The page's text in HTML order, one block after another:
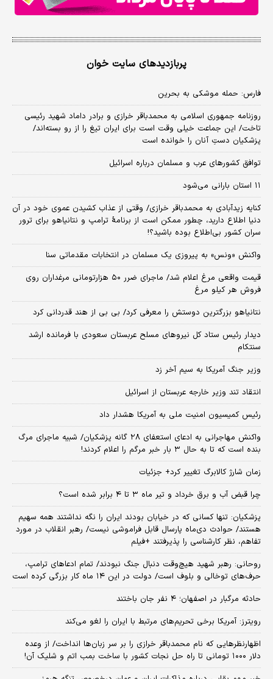
پربازدیدهای سایت خوان
فارس: حمله موشکی به بحرین
روزنامه جمهوری اسلامی به محمدباقر خرازی و برادر داماد شهید رئیسی
تاخت/ این جماعت خیلی وقت است برای ایران تیغ را از رو بسته‌اند/
پزشکیان دستِ آنان را خوانده است
توافق کشورهای عرب و مسلمان درباره اسرائیل
۱۱ استان بارانی می‌شود
کنایه زیدآبادی به محمدباقر خرازی/ وقتی از عذاب کشیدن عموی خود در آن
دنیا اطلاع دارید، چطور ممکن است از برنامهٔ ترامپ و نتانیاهو برای ترور
سران کشور بی‌اطلاع بوده باشید؟!
واکنش «ونس» به پیروزی یک مسلمان در انتخابات مقدماتی سنا
قیمت واقعی مرغ اعلام شد/ ماجرای ضرر ۵۰ هزارتومانی مرغداران روی
فروش هر کیلو مرغ
نتانیاهو بزرگترین دوستش را معرفی کرد/ بی بی از هند قدردانی کرد
دیدار رئیس ستاد کل نیروهای مسلح عربستان سعودی با فرمانده ارشد
سنتکام
وزیر جنگ آمریکا به سیم آخر زد
انتقاد تند وزیر خارجه عربستان از اسرائیل
رئیس کمیسیون امنیت ملی به آمریکا هشدار داد
واکنش مهاجرانی به ادعای استعفای ۲۸ گانه پزشکیان/ شبیه ماجرای مرگ
بنده است که تا به حال ۳ بار خبر مرگم را اعلام کردند!
زمان شارژ کالابرگ تغییر کرد+ جزئیات
چرا قبض آب و برق خرداد و تیر ماه ۳ تا ۴ برابر شده است؟
پزشکیان: تنها کسانی که در خیابان بودند ایران را نگه نداشتند همه سهیم
هستند/ حوادث دی‌ماه پارسال قابل فراموشی نیست/ رهبر انقلاب در مورد
تفاهم، نظر کارشناسی را پذیرفتند +فیلم
روحانی: رهبر شهید هیچ‌وقت دنبال جنگ نبودند/ تمام ادعاهای ترامپ،
حرف‌های توخالی و بلوف است/ دولت در این ۱۴ ماه کار بزرگی کرده است
حادثه مرگبار در اصفهان؛ ۴ نفر جان باختند
رویترز: آمریکا برخی تحریم‌های مرتبط با ایران را لغو می‌کند
اظهارنظرهایی که نام محمدباقر خرازی را بر سر زبان‌ها انداخت/ از وعده
دلار ۱۰۰۰ تومانی تا راه حل نجات کشور با ساخت بمب اتم و شلیک آن!